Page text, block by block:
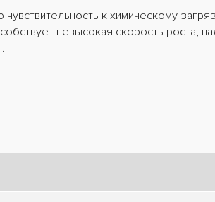
к химическому
невысокая скорость роста,